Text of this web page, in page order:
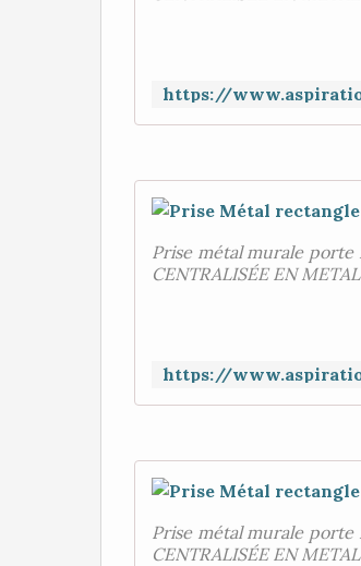
Prise métal murale porte
CENTRALISÉE EN METAL
Prise métal murale porte
CENTRALISÉE EN METAL